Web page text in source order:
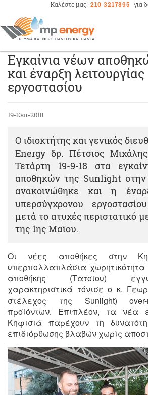
Καλέστε μας 210 3217895 για
Εγκαίνια νέων
και έναρξη λειτουργίας
εργοστασίου
19-Σεπ-2018
O ιδιοκτήτης και γενικός
Energy δρ. Πέτσιος
Τετάρτη 19-9-18 στα
αποθηκών της Sunlight στην
ανακοινώθηκε και η
υπερσύγχρονου
μετά το ατυχές περιστατικό
της 1ης Μαϊου.
Οι νέες αποθήκες στην
υπερπολλαπλάσια χωρητικότητα
αποθήκης (Τατοϊου)
χαρακτηριστικά τόνισε ο κ.
στέλεχος της Sunlight)
προϊόντων. Επιπλέον, τα νέα
Κηφισιά παρέχουν τη
επιδιόρθωσης βλαβών χωρίς